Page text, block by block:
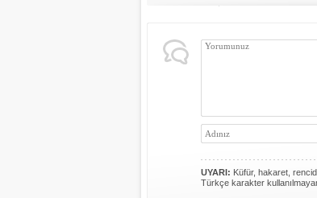
UYARI: Küfür, hakaret,
Türkçe karakter